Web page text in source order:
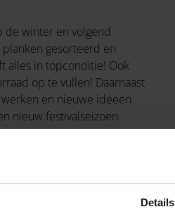
Details
de winter en volgend
gesorteerd en
alles in topconditie! Ook
op te vullen! Daarnaast
en nieuwe ideeën
nieuw festivalseizoen.
met evenementen,festivals,
opties? Neem dan een